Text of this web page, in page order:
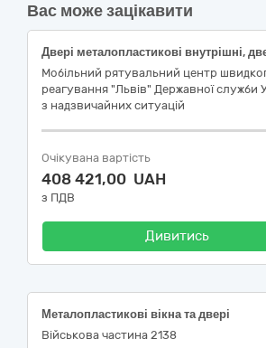
Вас може зацікавити
Мобільний рятувальний центр
реагування "Львів" Державної служби
з надзвичайних ситуацій
Очікувана вартість
408 421,00 UAH
з ПДВ
Дивитись
Металопластикові вікна та двері
Військова частина 2138